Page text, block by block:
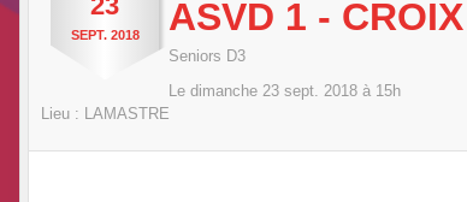
SEPT. 2018 ASVD 1 -
Seniors D3
Le dimanche 23 sept. 2018 à 15h
Lieu : LAMASTRE